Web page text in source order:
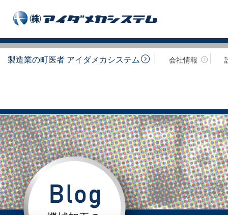
製造業の町医者 アイダメカシステム 会社情報